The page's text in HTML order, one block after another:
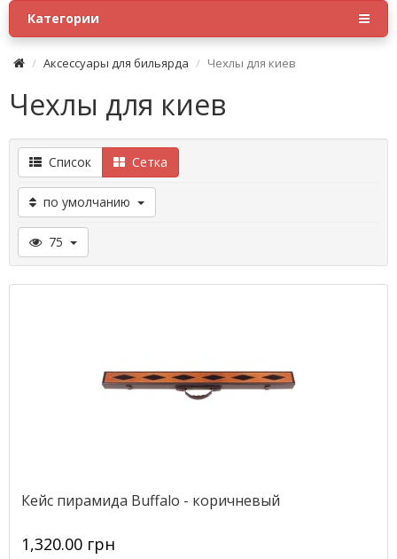
Категории
Аксессуары для бильярда Чехлы для киев
Чехлы для киев
Список Сетка
по умолчанию
75
Кейс пирамида Buffalo - коричневый
1,320.00 грн